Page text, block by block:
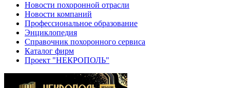
Новости похоронной отрасли
Новости компаний
Профессиональное образование
Энциклопедия
Справочник похоронного сервиса
Каталог фирм
Проект "НЕКРОПОЛЬ"